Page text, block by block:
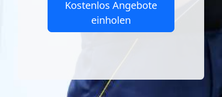
Kostenlos Angebote
einholen